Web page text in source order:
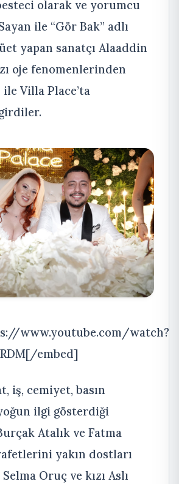
olarak ve yorumcu
ile “Gör Bak” adlı
yapan sanatçı Alaaddin
oje fenomenlerinden
Villa Place’ta
www.youtube.com/watch?
embed]
iş, cemiyet, basın
ilgi gösterdiği
Atalık ve Fatma
yakın dostları
Oruç ve kızı Aslı